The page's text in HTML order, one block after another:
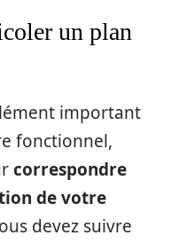
un plan
important
fonctionnel,
correspondre
de votre
devez suivre